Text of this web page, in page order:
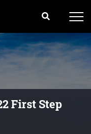
First Step